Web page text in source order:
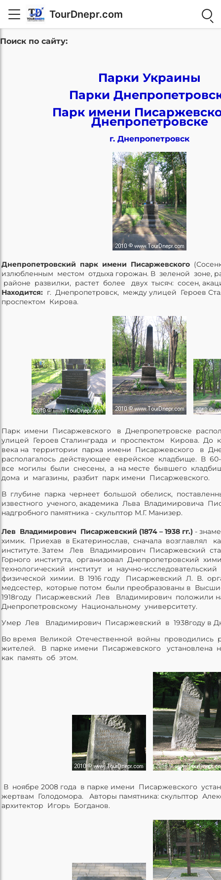
TourDnepr.com
Поиск по сайту:
Парки Украины
Парки
Парк имени
Днепропетровске
г. Днепропетровск
Днепропетровский парк имени Писаржевского
излюбленным местом отдыха горожан. В зеленой зоне,
районе развилки, растет более двух тысяч: сосен,
Находится: г. Днепропетровск, между улицей Героев
проспектом Кирова.
Парк имени Писаржевского в Днепропетровске
улицей Героев Сталинграда и проспектом Кирова. До
века на территории парка имени Писаржевского в
располагалось действующее еврейское кладбище. В
все могилы были снесены, а на месте бывшего
дома и магазины, разбит парк имени Писаржевского.
В глубине парка чернеет большой обелиск,
известного ученого, академика Льва Владимировича
надгробного памятника - скульптор М.Г. Манизер.
Лев Владимирович Писаржевский (1874 – 1938 гг.) -
химик. Приехав в Екатеринослав, сначала возглавлял
институте. Затем Лев Владимирович Писаржевский
Горного института, организовал Днепропетровский
технологический институт и научно-исследовательский
физической химии. В 1916 году Писаржевский Л. В.
медсестер, которые потом были преобразованы в
1918году Писаржевский Лев Владимирович положили
Днепропетровскому Национальному университету.
Умер Лев Владимирович Писаржевский в 1938году в
Во время Великой Отечественной войны проводились
жителей. В парке имени Писаржевского установлена
как память об этом.
В ноябре 2008 года в парке имени Писаржевского
жертвам Голодомора. Авторы памятника: скульптор
архитектор Игорь Богданов.